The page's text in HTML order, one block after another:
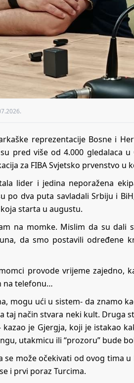
reprezentacije Bosne i
pred više od 4.000 gledalaca
za FIBA ​​Svjetsko prvenstvo u
lider i jedina neporažena
po dva puta savladali Srbiju i
starta u augustu.
na momke. Mislim da su dali
da smo postavili određene
provode vrijeme zajedno,
na telefonu…
mogu ući u sistem- da znamo
taj način stvara neki kult. Druga
kazao je Gjergja, koji je istakao
utakmicu ili “prozoru” bude
se može očekivati od ovog tima
i prvi poraz Turcima.